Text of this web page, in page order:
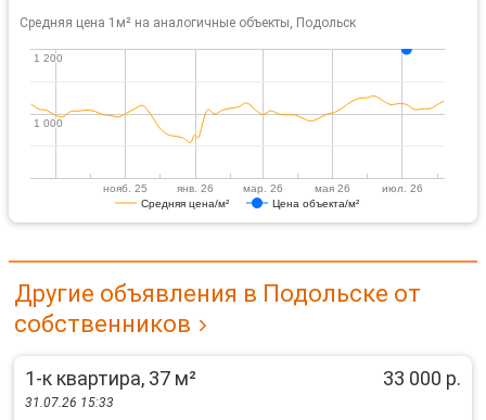
Средняя цена 1м² на аналогичные объекты, Подольск
Средняя цена/м² Цена объекта/м²
нояб. 25 янв. 26 мар. 26 мая 26 июл. 26
1 000
1 000
1 200
1 200
Другие объявления в Подольске от
собственников
1-к квартира, 37 м² 33 000 р.
31.07.26 15:33